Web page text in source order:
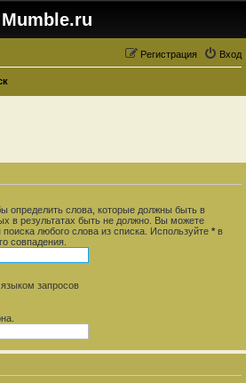
Mumble.ru
Вход
Регистрация
определить слова, которые должны быть в
в результатах быть не должно. Вы можете
поиска любого слова из списка. Используйте * в
совпадения.
запросов